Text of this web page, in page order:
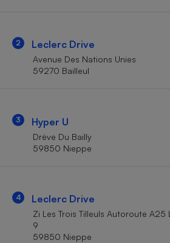
2 Leclerc Drive
Avenue Des Nations Unies
59270 Bailleul
3 Hyper U
Drève Du Bailly
59850 Nieppe
4 Leclerc Drive
Zi Les Trois Tilleuls Autoroute
9
59850 Nieppe